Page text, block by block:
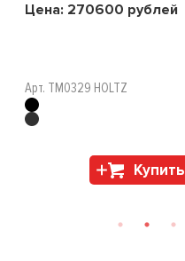
Цена: 270600 рублей
Арт. TM0329 HOLTZ
Купить